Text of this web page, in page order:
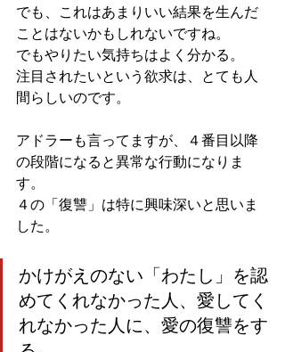
でも、これはあまりいい結果を生んだ
ことはないかもしれないですね。
でもやりたい気持ちはよく分かる。
注目されたいという欲求は、とても人
間らしいのです。
アドラーも言ってますが、４番目以降
の段階になると異常な行動になりま
す。
４の「復讐」は特に興味深いと思いま
した。
かけがえのない「わたし」を認
めてくれなかった人、愛してく
れなかった人に、愛の復讐をす